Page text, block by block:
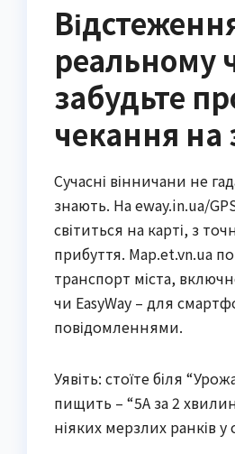
реальному
забудьте
чекання на
Сучасні вінничани не
знають. На eway.in.ua/
світиться на карті, з
прибуття. Map.et.vn.ua
транспорт міста,
чи EasyWay – для
повідомленнями.
Уявіть: стоїте біля
пищить – “5А за 2
ніяких мерзлих ранків у